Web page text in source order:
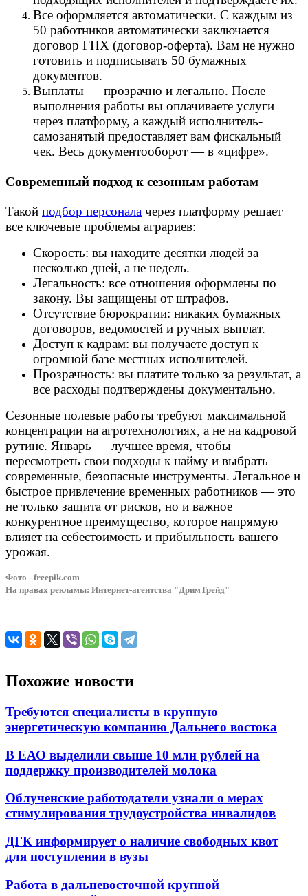
Все оформляется автоматически. С каждым из
50 работников автоматически заключается
договор ГПХ (договор-оферта). Вам не нужно
готовить и подписывать 50 бумажных
документов.
Выплаты — прозрачно и легально. После
выполнения работы вы оплачиваете услуги
через платформу, а каждый исполнитель-
самозанятый предоставляет вам фискальный
чек. Весь документооборот — в «цифре».
Современный подход к сезонным работам
Такой подбор персонала через платформу решает
все ключевые проблемы аграриев:
Скорость: вы находите десятки людей за
несколько дней, а не недель.
Легальность: все отношения оформлены по
закону. Вы защищены от штрафов.
Отсутствие бюрократии: никаких бумажных
договоров, ведомостей и ручных выплат.
Доступ к кадрам: вы получаете доступ к
огромной базе местных исполнителей.
Прозрачность: вы платите только за результат, а
все расходы подтверждены документально.
Сезонные полевые работы требуют максимальной
концентрации на агротехнологиях, а не на кадровой
рутине. Январь — лучшее время, чтобы
пересмотреть свои подходы к найму и выбрать
современные, безопасные инструменты. Легальное и
быстрое привлечение временных работников — это
не только защита от рисков, но и важное
конкурентное преимущество, которое напрямую
влияет на себестоимость и прибыльность вашего
урожая.
Фото - freepik.com
На правах рекламы: Интернет-агентства "ДримТрейд"
Похожие новости
Требуются специалисты в крупную
энергетическую компанию Дальнего востока
В ЕАО выделили свыше 10 млн рублей на
поддержку производителей молока
Облученские работодатели узнали о мерах
стимулирования трудоустройства инвалидов
ДГК информирует о наличие свободных квот
для поступления в вузы
Работа в дальневосточной крупной